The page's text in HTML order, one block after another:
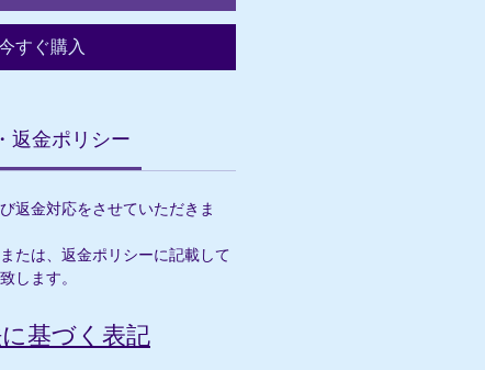
すぐ購入
返金ポリシー
返金対応をさせていただきま
たは、返金ポリシーに記載して
します。
基づく表記